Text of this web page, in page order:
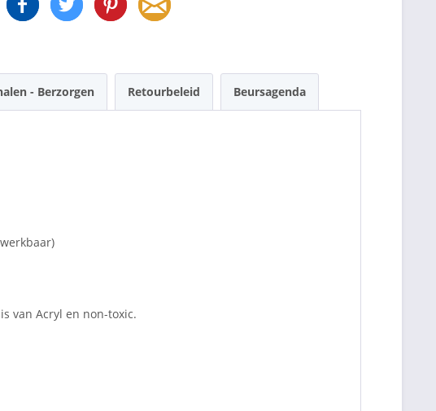
- Berzorgen Retourbeleid Beursagenda
van Acryl en non-toxic.